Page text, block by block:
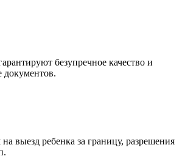
безупречное качество и
документов.
выезд ребенка за границу, разрешения